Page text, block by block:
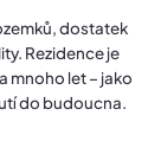
dostatek
Rezidence je
mnoho let – jako
do budoucna.